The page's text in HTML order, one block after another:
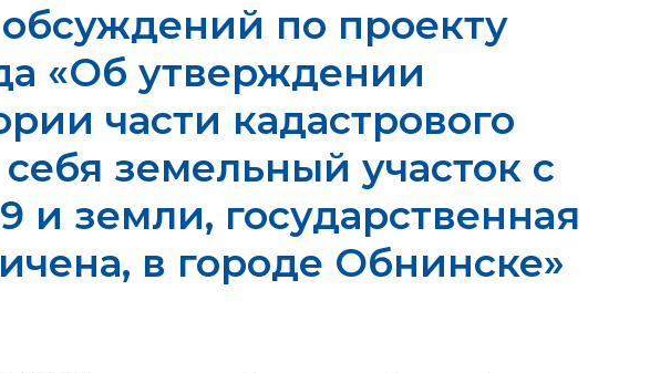
по проекту
«Об утверждении
части кадастрового
земельный участок с
и земли, государственная
в городе Обнинске»